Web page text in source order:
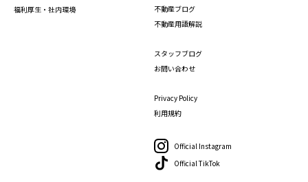
福利厚生・社内環境
不動産ブログ
不動産用語解説
スタッフブログ
お問い合わせ
Privacy Policy
利用規約
Official Instagram
Official TikTok